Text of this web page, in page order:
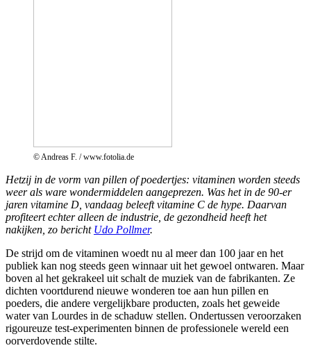
© Andreas F. / www.fotolia.de
Hetzij in de vorm van pillen of poedertjes: vitaminen worden steeds
weer als ware wondermiddelen aangeprezen. Was het in de 90-er
jaren vitamine D, vandaag beleeft vitamine C de hype. Daarvan
profiteert echter alleen de industrie, de gezondheid heeft het
nakijken, zo bericht Udo Pollmer.
De strijd om de vitaminen woedt nu al meer dan 100 jaar en het
publiek kan nog steeds geen winnaar uit het gewoel ontwaren. Maar
boven al het gekrakeel uit schalt de muziek van de fabrikanten. Ze
dichten voortdurend nieuwe wonderen toe aan hun pillen en
poeders, die andere vergelijkbare producten, zoals het geweide
water van Lourdes in de schaduw stellen. Ondertussen veroorzaken
rigoureuze test-experimenten binnen de professionele wereld een
oorverdovende stilte.